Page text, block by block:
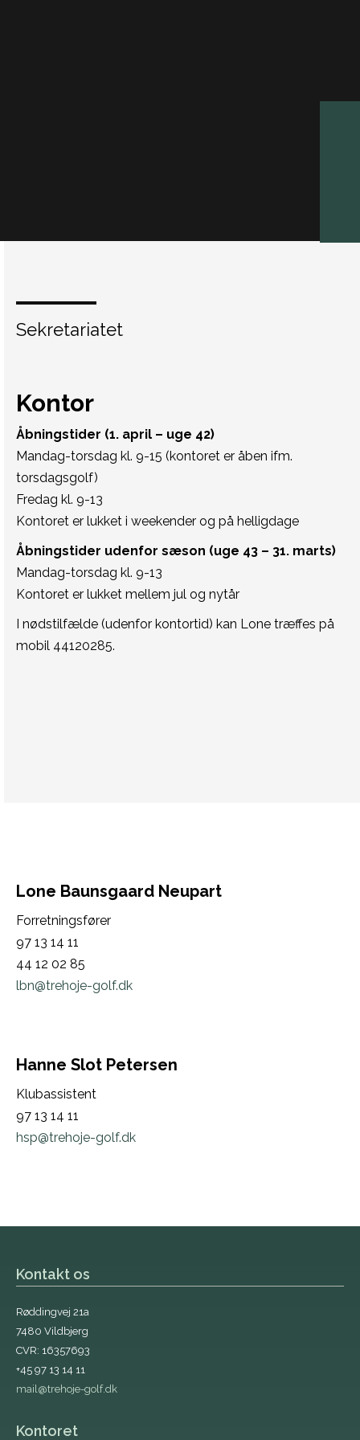
Sekretariatet
Kontor
Åbningstider (1. april – uge 42)
Mandag-torsdag kl. 9-15 (kontoret er åben ifm.
torsdagsgolf)
Fredag kl. 9-13
Kontoret er lukket i weekender og på helligdage
Åbningstider udenfor sæson (uge 43 – 31. marts)
Mandag-torsdag kl. 9-13
Kontoret er lukket mellem jul og nytår
I nødstilfælde (udenfor kontortid) kan Lone træffes på
mobil 44120285.
Lone Baunsgaard Neupart
Forretningsfører
97 13 14 11
44 12 02 85
lbn@trehoje-golf.dk
Hanne Slot Petersen
Klubassistent
97 13 14 11
hsp@trehoje-golf.dk
Kontakt os
Røddingvej 21a
7480 Vildbjerg
CVR: 16357693
+45 97 13 14 11
mail@trehoje-golf.dk
Kontoret